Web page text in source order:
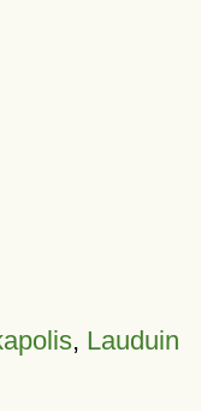
, Lauduin